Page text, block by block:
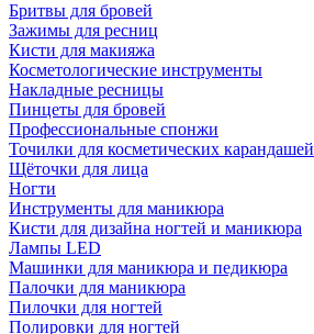
Бритвы для бровей
Зажимы для ресниц
Кисти для макияжа
Косметологические инструменты
Накладные ресницы
Пинцеты для бровей
Профессиональные спонжи
Точилки для косметических карандашей
Щёточки для лица
Ногти
Инструменты для маникюра
Кисти для дизайна ногтей и маникюра
Лампы LED
Машинки для маникюра и педикюра
Палочки для маникюра
Пилочки для ногтей
Полировки для ногтей